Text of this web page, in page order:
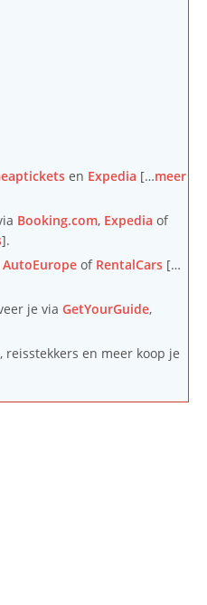
en Expedia […meer
Booking.com, Expedia of
].
AutoEurope of RentalCars […
je via GetYourGuide,
reisstekkers en meer koop je